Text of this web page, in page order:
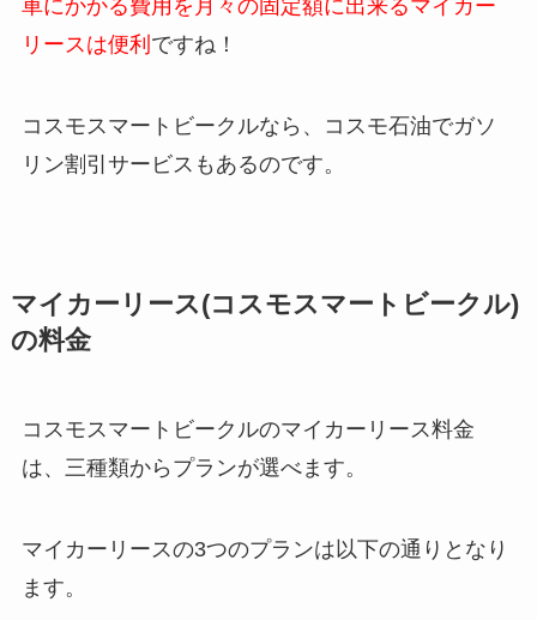
車にかかる費用を月々の固定額に出来るマイカー
リースは便利 ですね！
コスモスマートビークルなら、コスモ石油でガソ
リン割引サービスもあるのです。
マイカーリース(コスモスマートビークル)
の料金
コスモスマートビークルのマイカーリース料金
は、三種類からプランが選べます。
マイカーリースの3つのプランは以下の通りとなり
ます。